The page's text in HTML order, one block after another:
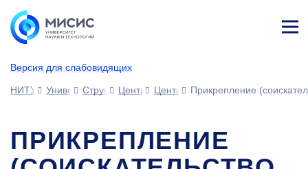
Версия для слабовидящих
ине
НИТУ МИСИСУниверситетСтруктура университета
Центры Центр подготовки кадров
Прикрепление
ПРИКРЕПЛЕНИЕ